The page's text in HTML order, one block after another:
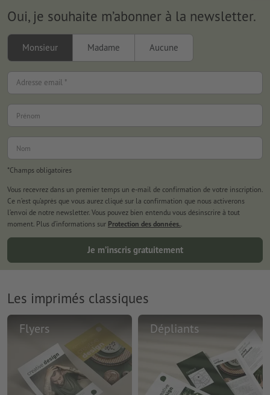
Oui, je souhaite m’abonner à la newsletter.
Monsieur Madame Aucune
Adresse email *
Prénom
Nom
*Champs obligatoires
Vous recevrez dans un premier temps un e-mail de confirmation de votre inscription.
Ce n’est qu’après que vous aurez cliqué sur la confirmation que nous activerons
l’envoi de notre newsletter. Vous pouvez bien entendu vous désinscrire à tout
moment. Plus d’informations sur Protection des données.
Je m’inscris gratuitement
Les imprimés classiques
Flyers Dépliants